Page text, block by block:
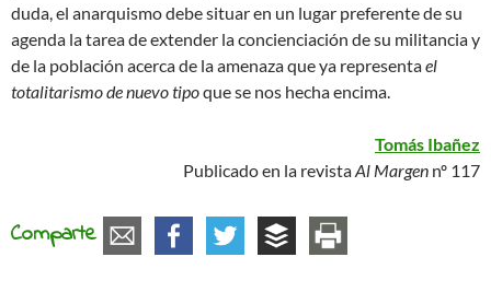
duda, el anarquismo debe situar en un lugar preferente de su
agenda la tarea de extender la concienciación de su militancia y
de la población acerca de la amenaza que ya representael
totalitarismo de nuevo tipoque se nos hecha encima.
Tomás Ibañez
Publicado en la revistaAl Margen nº 117
Comparte